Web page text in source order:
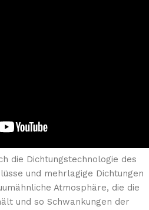
die Dichtungstechnologie des
und mehrlagige Dichtungen
Atmosphäre, die die
und so Schwankungen der